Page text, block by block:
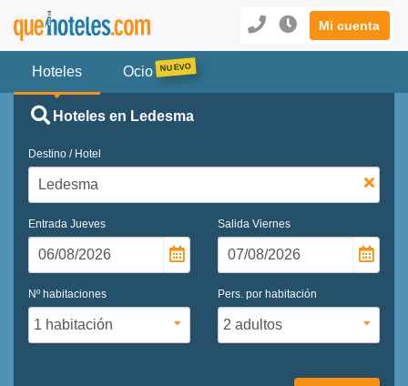
Mi cuenta
Hoteles Ocio
Hoteles en Ledesma
Destino / Hotel
Entrada Jueves Salida Viernes
Nº habitaciones Pers. por habitación